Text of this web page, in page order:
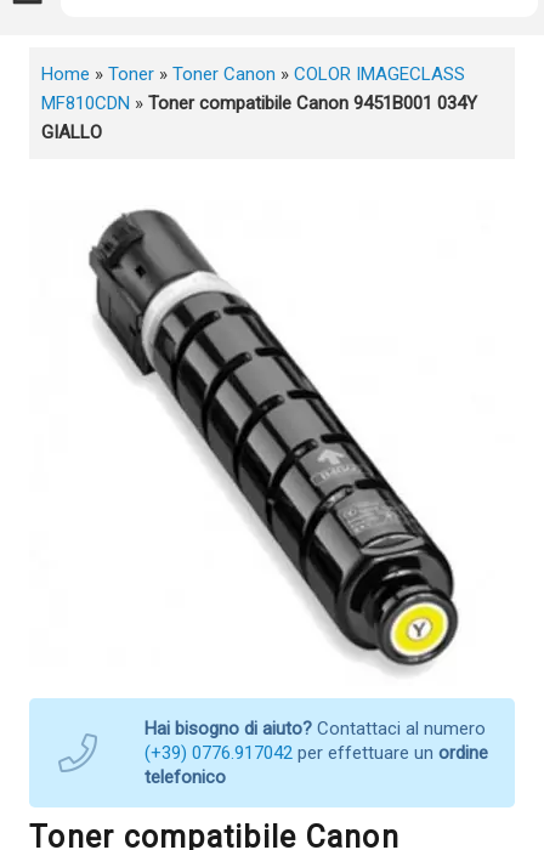
Home » Toner » Toner Canon » COLOR IMAGECLASS
MF810CDN » Toner compatibile Canon 9451B001 034Y
GIALLO
Hai bisogno di aiuto? Contattaci al numero
(+39) 0776.917042 per effettuare un ordine
telefonico
Toner compatibile Canon